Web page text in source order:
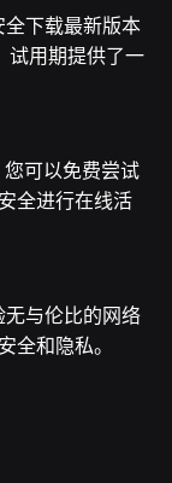
下载最新版本
试用期提供了一
可以免费尝试
全进行在线活
与伦比的网络
全和隐私。